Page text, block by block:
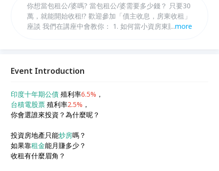
你想當包租公/婆嗎? 當包租公/婆需要多少錢？ 只要30
萬，就能開始收租!? 歡迎參加「債主收息，房東收租」
座談 我們在講座中會教你： 1. 如何當小資房東賺房租
不動產投資有更好的認識。
...more
Event Introduction
印度十年期公債 殖利率6.5% ，
台積電股票 殖利率2.5% ，
你會選誰來投資？為什麼呢？
投資房地產只能炒房嗎？
如果靠租金能月賺多少？
收租有什麼眉角？